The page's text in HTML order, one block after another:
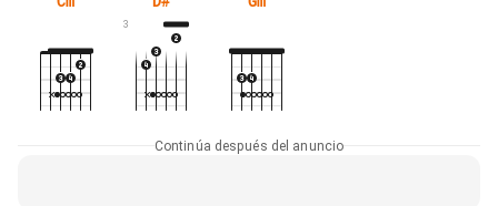
3
Continúa después del anuncio